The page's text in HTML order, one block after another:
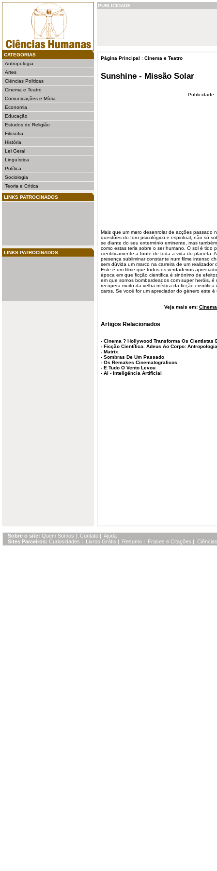
CATEGORIAS
Antropologia
Artes
Ciências Politicas
Cinema e Teatro
Comunicações e Mídia
Economia
Educação
Estudos de Religião
Filosofia
História
Lei Geral
Linguística
Política
Sociologia
Teoria e Crítica
LINKS PATROCINADOS
LINKS PATROCINADOS
PUBLICIDADE
Página Principal : Cinema e Teatro
Sunshine - Missão Solar
Publicidade
Mais que um mero desenrolar de acções passado
questões do foro psicológico e espiritual, não só
se diante do seu extermínio eminente, mas
como estas teria sobre o ser humano. O sol é tido
cientificamente a fonte de toda a vida do planeta.
presença subliminar constante num filme intenso
sem dúvida um marco na carreira de um realizador
Este é um filme que todos os verdadeiros
época em que ficção cientifica é sinónimo de
em que somos bombardeados com super heróis, é
recupera muito da velha mística da ficção
caros. Se você for um apreciador do género este é
Veja mais em:
Artigos Relacionados
- Cinema ? Hollywood Transforma Os Cientistas
- Ficção Científica. Adeus Ao Corpo:
- Matrix
- Sombras De Um Passado
- Os Remakes Cinematograficos
- E Tudo O Vento Levou
- Ai - Inteligência Artificial
Sobre o site: Quem Somos | Contato | Ajuda
Sites Parceiros: Curiosidades | Livros Grátis | Resumo | Frases e Citações |